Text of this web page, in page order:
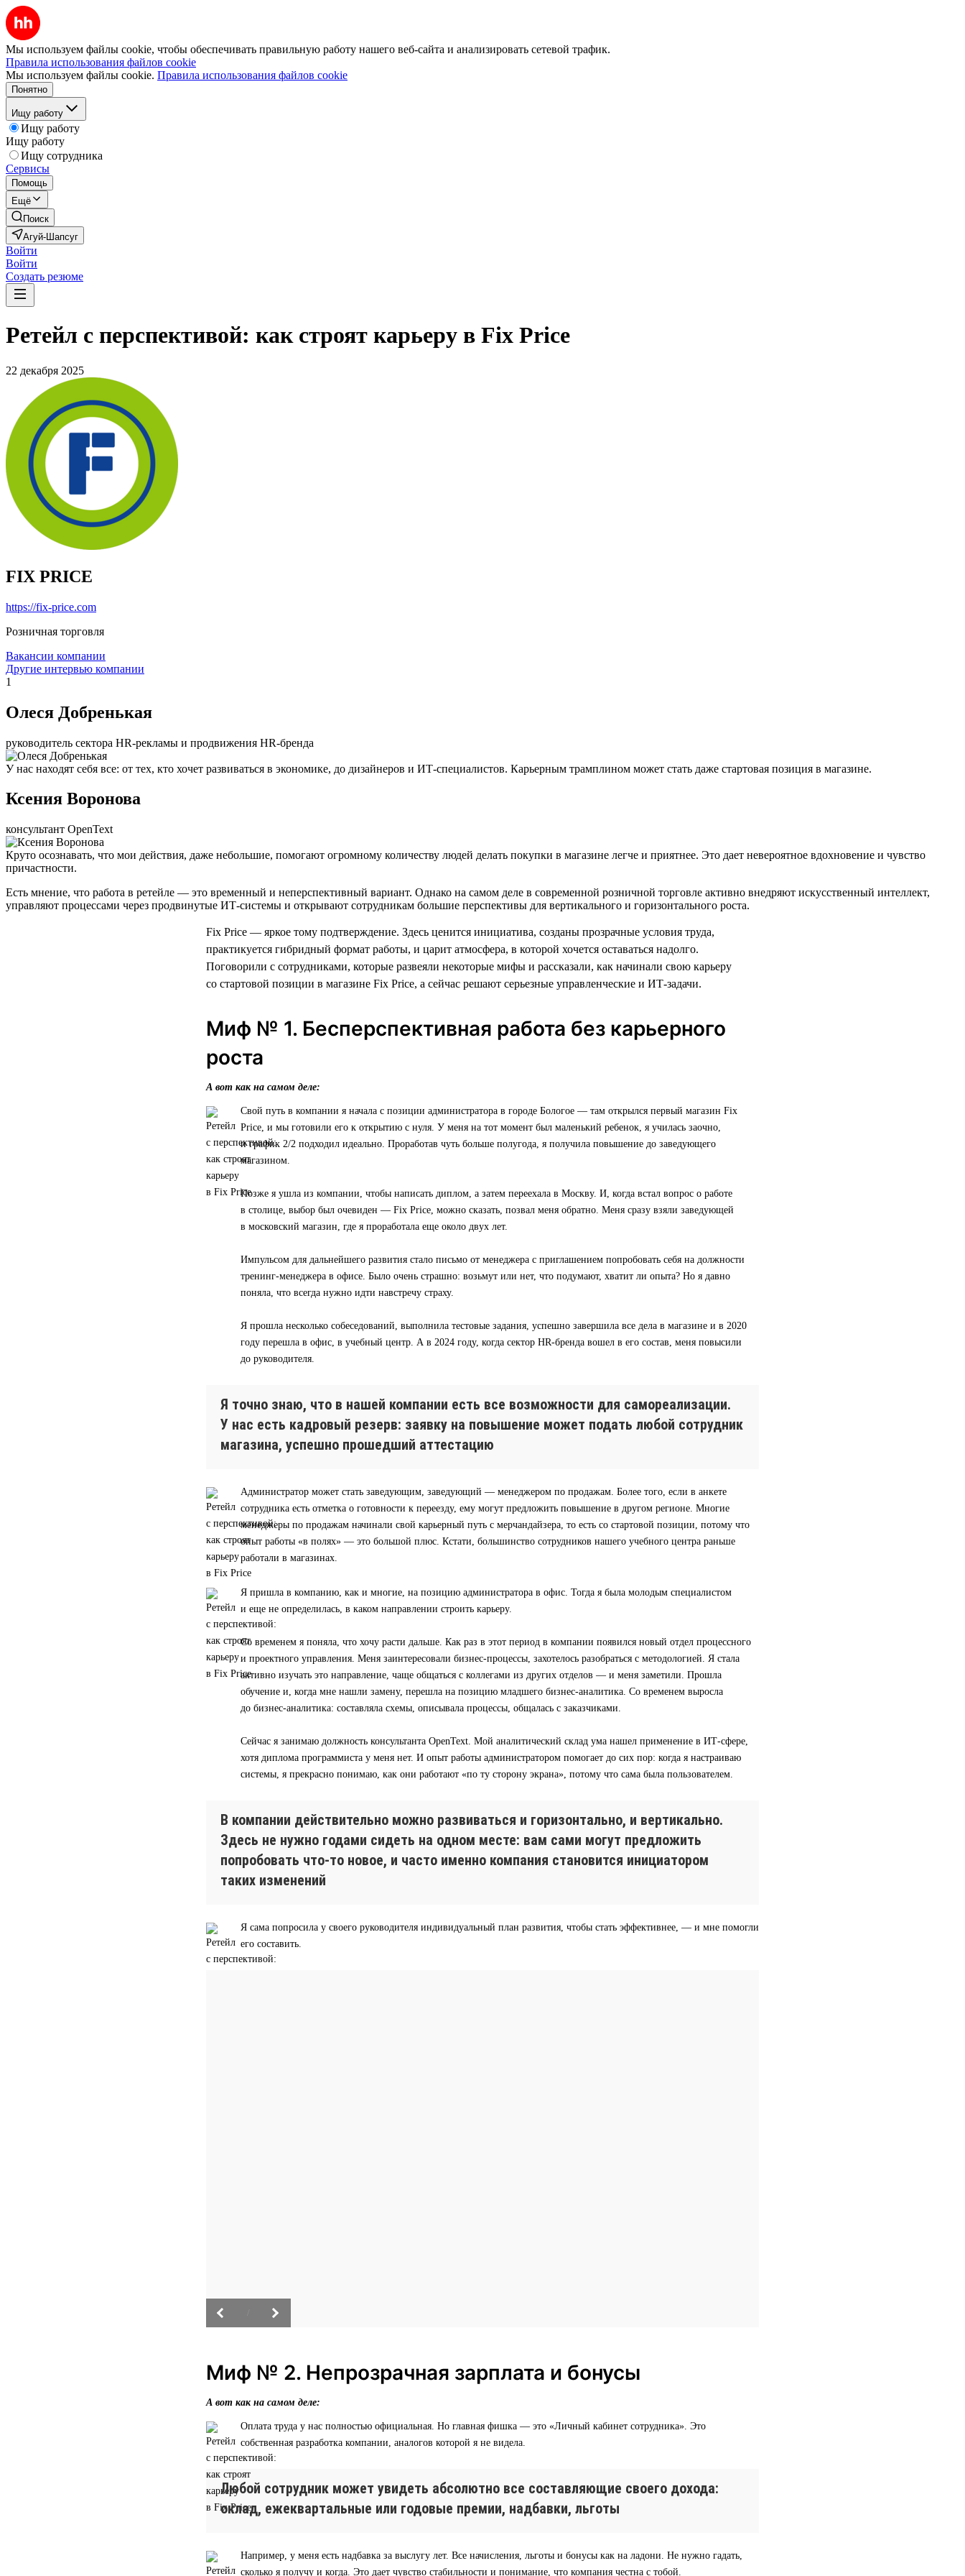
Мы используем файлы cookie, чтобы обеспечивать правильную работу нашего веб-сайта и анализировать сетевой трафик.
Правила использования файлов cookie
Мы используем файлы cookie. Правила использования файлов cookie
Понятно
Ищу работу
Ищу работу
Ищу работу
Ищу сотрудника
Сервисы
Помощь
Ещё
Поиск
Агуй-Шапсуг
Войти
Войти
Создать резюме
Ретейл с перспективой: как строят карьеру в Fix Price
22 декабря 2025
FIX PRICE
https://fix-price.com
Розничная торговля
Вакансии компании
Другие интервью компании
1
Олеся Добренькая
руководитель сектора HR-рекламы и продвижения HR-бренда
У нас находят себя все: от тех, кто хочет развиваться в экономике, до дизайнеров и ИТ-специалистов. Карьерным трамплином может стать даже стартовая позиция в магазине.
Ксения Воронова
консультант OpenText
Круто осознавать, что мои действия, даже небольшие, помогают огромному количеству людей делать покупки в магазине легче и приятнее. Это дает невероятное вдохновение и чувство
причастности.
Есть мнение, что работа в ретейле — это временный и неперспективный вариант. Однако на самом деле в современной розничной торговле активно внедряют искусственный интеллект,
управляют процессами через продвинутые ИТ-системы и открывают сотрудникам большие перспективы для вертикального и горизонтального роста.
Fix Price — яркое тому подтверждение. Здесь ценится инициатива, созданы прозрачные условия труда,
практикуется гибридный формат работы, и царит атмосфера, в которой хочется оставаться надолго.
Поговорили с сотрудниками, которые развеяли некоторые мифы и рассказали, как начинали свою карьеру
со стартовой позиции в магазине Fix Price, а сейчас решают серьезные управленческие и ИТ-задачи.
Миф № 1. Бесперспективная работа без карьерного
роста
А вот как на самом деле:
Свой путь в компании я начала с позиции администратора в городе Бологое — там открылся первый магазин Fix
Price, и мы готовили его к открытию с нуля. У меня на тот момент был маленький ребенок, я училась заочно,
и график 2/2 подходил идеально. Проработав чуть больше полугода, я получила повышение до заведующего
магазином.
Позже я ушла из компании, чтобы написать диплом, а затем переехала в Москву. И, когда встал вопрос о работе
в столице, выбор был очевиден — Fix Price, можно сказать, позвал меня обратно. Меня сразу взяли заведующей
в московский магазин, где я проработала еще около двух лет.
Импульсом для дальнейшего развития стало письмо от менеджера с приглашением попробовать себя на должности
тренинг-менеджера в офисе. Было очень страшно: возьмут или нет, что подумают, хватит ли опыта? Но я давно
поняла, что всегда нужно идти навстречу страху.
Я прошла несколько собеседований, выполнила тестовые задания, успешно завершила все дела в магазине и в 2020
году перешла в офис, в учебный центр. А в 2024 году, когда сектор HR-бренда вошел в его состав, меня повысили
до руководителя.
Я точно знаю, что в нашей компании есть все возможности для самореализации.
У нас есть кадровый резерв: заявку на повышение может подать любой сотрудник
магазина, успешно прошедший аттестацию
Администратор может стать заведующим, заведующий — менеджером по продажам. Более того, если в анкете
сотрудника есть отметка о готовности к переезду, ему могут предложить повышение в другом регионе. Многие
менеджеры по продажам начинали свой карьерный путь с мерчандайзера, то есть со стартовой позиции, потому что
опыт работы «в полях» — это большой плюс. Кстати, большинство сотрудников нашего учебного центра раньше
работали в магазинах.
Я пришла в компанию, как и многие, на позицию администратора в офис. Тогда я была молодым специалистом
и еще не определилась, в каком направлении строить карьеру.
Со временем я поняла, что хочу расти дальше. Как раз в этот период в компании появился новый отдел процессного
и проектного управления. Меня заинтересовали бизнес-процессы, захотелось разобраться с методологией. Я стала
активно изучать это направление, чаще общаться с коллегами из других отделов — и меня заметили. Прошла
обучение и, когда мне нашли замену, перешла на позицию младшего бизнес-аналитика. Со временем выросла
до бизнес-аналитика: составляла схемы, описывала процессы, общалась с заказчиками.
Сейчас я занимаю должность консультанта OpenText. Мой аналитический склад ума нашел применение в ИТ-сфере,
хотя диплома программиста у меня нет. И опыт работы администратором помогает до сих пор: когда я настраиваю
системы, я прекрасно понимаю, как они работают «по ту сторону экрана», потому что сама была пользователем.
В компании действительно можно развиваться и горизонтально, и вертикально.
Здесь не нужно годами сидеть на одном месте: вам сами могут предложить
попробовать что-то новое, и часто именно компания становится инициатором
таких изменений
Я сама попросила у своего руководителя индивидуальный план развития, чтобы стать эффективнее, — и мне помогли
его составить.
Миф № 2. Непрозрачная зарплата и бонусы
А вот как на самом деле:
Оплата труда у нас полностью официальная. Но главная фишка — это «Личный кабинет сотрудника». Это
собственная разработка компании, аналогов которой я не видела.
Любой сотрудник может увидеть абсолютно все составляющие своего дохода:
оклад, ежеквартальные или годовые премии, надбавки, льготы
Например, у меня есть надбавка за выслугу лет. Все начисления, льготы и бонусы как на ладони. Не нужно гадать,
сколько я получу и когда. Это дает чувство стабильности и понимание, что компания честна с тобой.